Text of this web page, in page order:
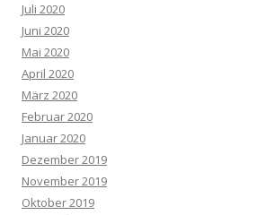
Juli 2020
Juni 2020
Mai 2020
April 2020
März 2020
Februar 2020
Januar 2020
Dezember 2019
November 2019
Oktober 2019